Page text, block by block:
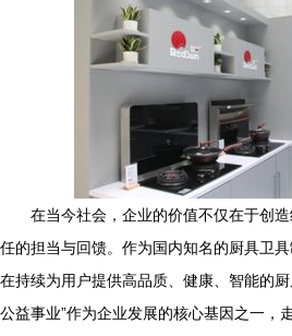
在当今社会，企业的价值不仅在于创
任的担当与回馈。作为国内知名的厨具卫
在持续为用户提供高品质、健康、智能的
公益事业”作为企业发展的核心基因之一，